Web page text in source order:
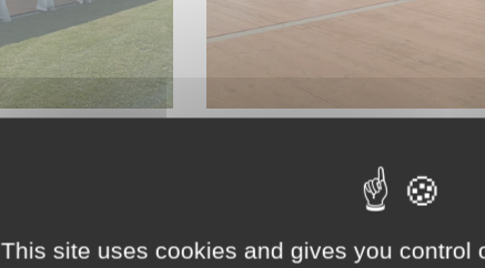
This site uses cookies and gives you control